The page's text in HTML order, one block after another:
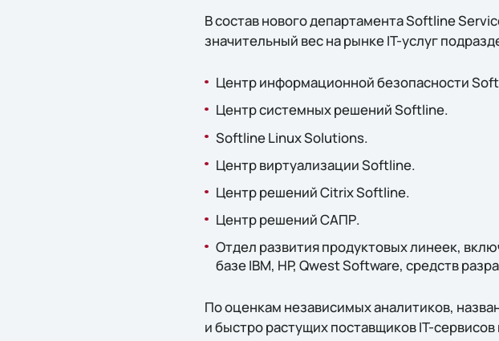
В состав нового департамента Softline
значительный вес на рынке IT-услуг
Центр информационной безопасности
Центр системных решений Softline.
Softline Linux Solutions.
Центр виртуализации Softline.
Центр решений Citrix Softline.
Центр решений САПР.
Отдел развития продуктовых линеек,
базе IBM, HP, Qwest Software, средств
По оценкам независимых аналитиков,
и быстро растущих поставщиков IT-сервисов